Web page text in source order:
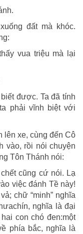
đất mà khóc.
vua triệu mà lại
được. Ta đã tính
phải vĩnh biệt với
lên xe, cùng đến Cô
vào, rồi nói chuyện
Tôn Thánh nói:
cũng cứ nói. Lạ
việc đánh Tề này!
chữ “minh” nghĩa
nghĩa là đại
con chó đen:một
phía bắc, nghĩa là